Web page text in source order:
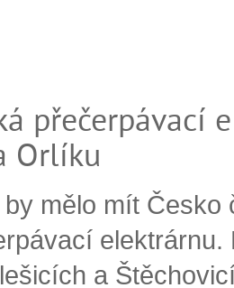
přečerpávací
Orlíku
mělo mít Česko
elektrárnu.
a